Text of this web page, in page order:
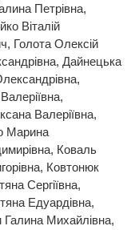
Петрівна,
Віталій
Голота Олексій
Дайнецька
Валеріївна,
Марина
Коваль
Ковтонюк
Сергіївна,
Едуардівна,
Михайлівна,